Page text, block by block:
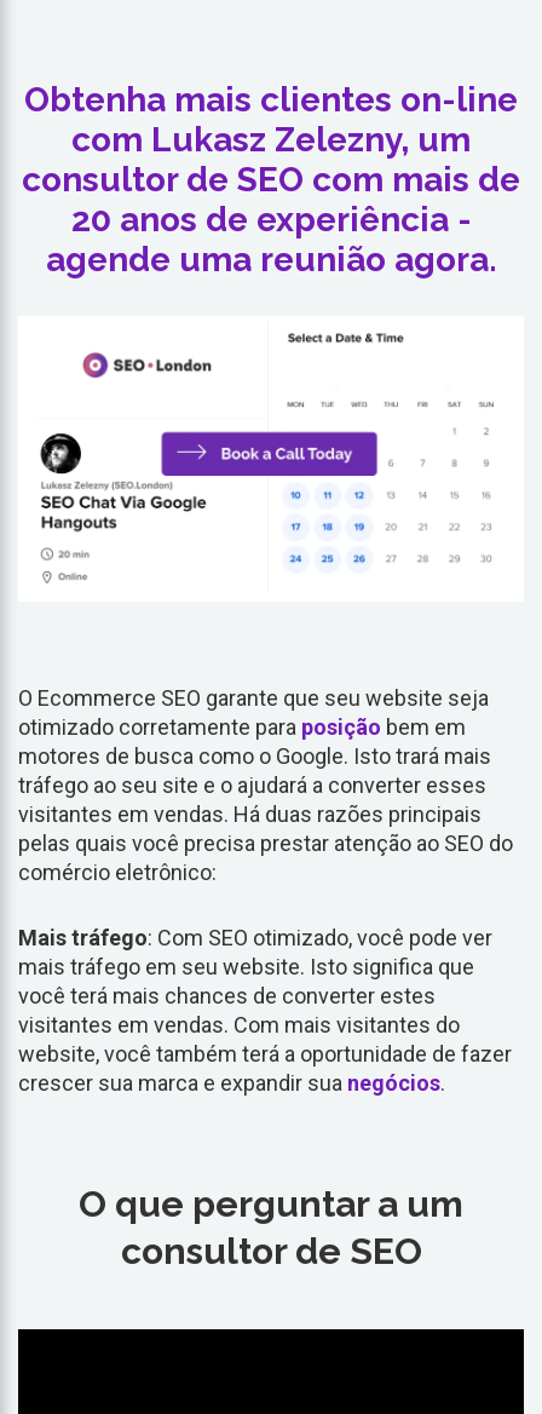
Obtenha mais clientes on-line
com Lukasz Zelezny, um
consultor de SEO com mais de
20 anos de experiência -
agende uma reunião agora.
O Ecommerce SEO garante que seu website seja
otimizado corretamente para posição bem em
motores de busca como o Google. Isto trará mais
tráfego ao seu site e o ajudará a converter esses
visitantes em vendas. Há duas razões principais
pelas quais você precisa prestar atenção ao SEO do
comércio eletrônico:
Mais tráfego: Com SEO otimizado, você pode ver
mais tráfego em seu website. Isto significa que
você terá mais chances de converter estes
visitantes em vendas. Com mais visitantes do
website, você também terá a oportunidade de fazer
crescer sua marca e expandir sua negócios.
O que perguntar a um
consultor de SEO